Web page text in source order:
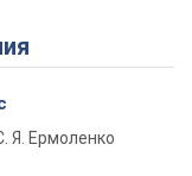
Я. Ермоленко